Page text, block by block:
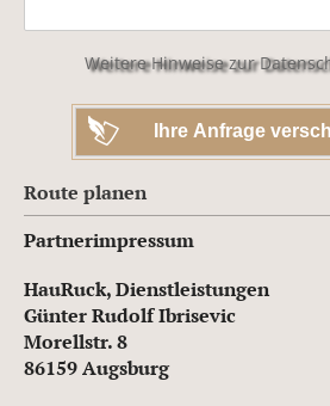
leer.Weitere Hinweise zur
Route planen
Partnerimpressum
HauRuck, Dienstleistungen
Günter Rudolf Ibrisevic
Morellstr. 8
86159 Augsburg